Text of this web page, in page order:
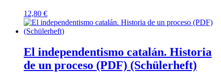
12,80 €
El independentismo catalán. Historia
de un proceso (PDF) (Schülerheft)